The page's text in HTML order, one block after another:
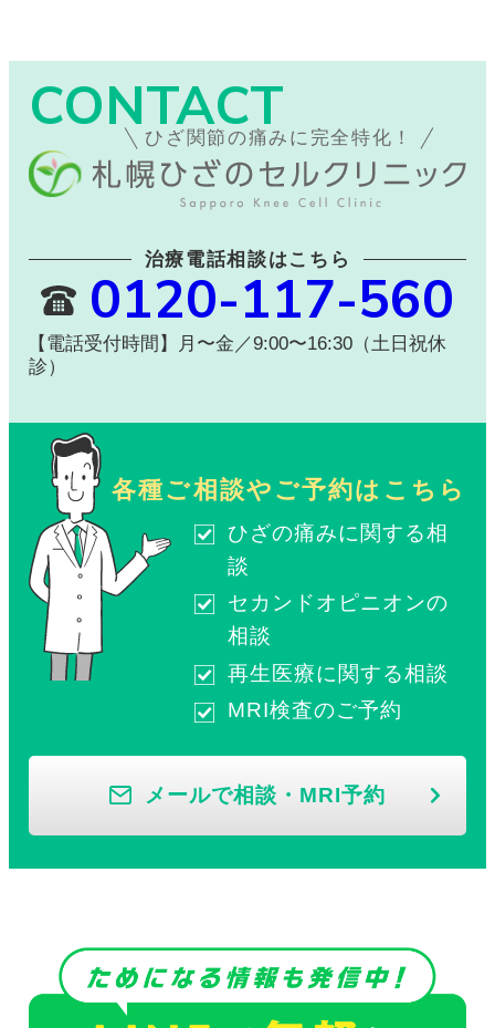
CONTACT
ひざ関節の痛みに完全特化！
治療電話相談はこちら
0120-117-560
【電話受付時間】月〜金／9:00〜16:30（土日祝休
診）
各種ご相談やご予約はこちら
ひざの痛みに関する相
談
セカンドオピニオンの
相談
再生医療に関する相談
MRI検査のご予約
メールで相談・MRI予約